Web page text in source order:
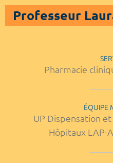
Professeur
Pharmacie
ÉQUIPE
UP Dispensation
Hôpitaux LAP-